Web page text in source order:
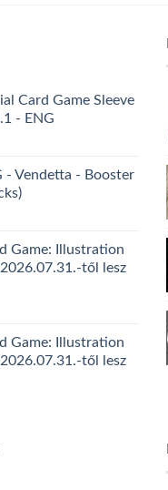
Card Game Sleeve
- ENG
- Vendetta - Booster
Game: Illustration
től lesz
Game: Illustration
től lesz